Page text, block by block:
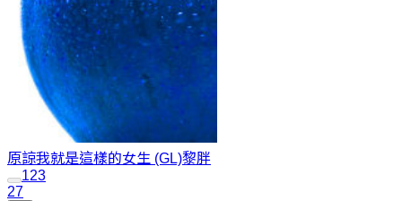
原諒我就是這樣的女生 (GL)黎胖
123
27